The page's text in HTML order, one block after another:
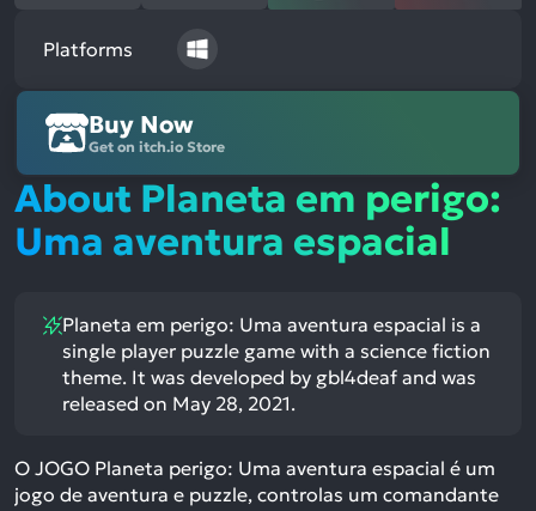
Platforms
Buy Now
Get on itch.io Store
About Planeta em perigo:
Uma aventura espacial
Planeta em perigo: Uma aventura espacial is a
single player puzzle game with a science fiction
theme. It was developed by gbl4deaf and was
released on May 28, 2021.
O JOGO Planeta perigo: Uma aventura espacial é um
jogo de aventura e puzzle, controlas um comandante